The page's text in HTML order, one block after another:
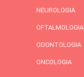
NEUROLOGIA
OFTALMOLOGIA
ODONTOLOGIA
ONCOLOGIA